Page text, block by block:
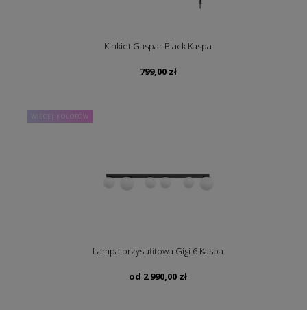
Kinkiet Gaspar Black Kaspa
799,00 zł
WIĘCEJ KOLORÓW
Lampa przysufitowa Gigi 6 Kaspa
od 2 990,00 zł